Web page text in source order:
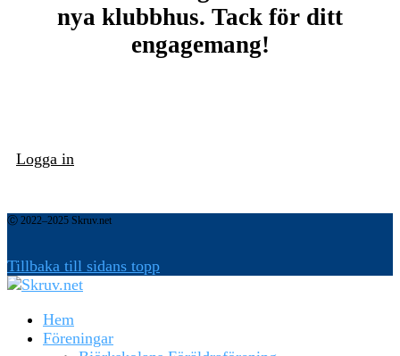
nya klubbhus. Tack för ditt
engagemang!
Logga in
Ⓒ 2022–2025 Skruv.net
Tillbaka till sidans topp
Hem
Föreningar